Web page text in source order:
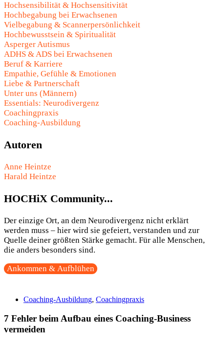
Hochsensibilität & Hochsensitivität
Hochbegabung bei Erwachsenen
Vielbegabung & Scannerpersönlichkeit
Hochbewusstsein & Spiritualität
Asperger Autismus
ADHS & ADS bei Erwachsenen
Beruf & Karriere
Empathie, Gefühle & Emotionen
Liebe & Partnerschaft
Unter uns (Männern)
Essentials: Neurodivergenz
Coachingpraxis
Coaching-Ausbildung
Autoren
Anne Heintze
Harald Heintze
HOCHiX Community...
Der einzige Ort, an dem Neurodivergenz nicht erklärt
werden muss – hier wird sie gefeiert, verstanden und zur
Quelle deiner größten Stärke gemacht. Für alle Menschen,
die anders besonders sind.
Ankommen & Aufblühen
Coaching-Ausbildung, Coachingpraxis
7 Fehler beim Aufbau eines Coaching-Business
vermeiden